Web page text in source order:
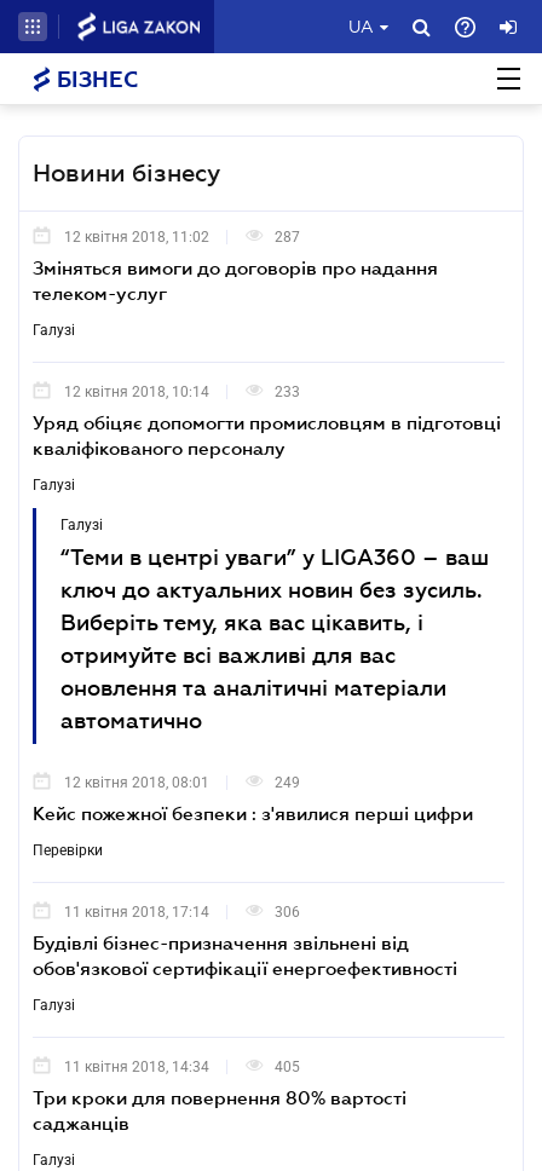
UA
БІЗНЕС
Новини бізнесу
12 квітня 2018, 11:02 287
Зміняться вимоги до договорів про надання
телеком-услуг
Галузі
12 квітня 2018, 10:14 233
Уряд обіцяє допомогти промисловцям в підготовці
кваліфікованого персоналу
Галузі
Галузі
“Теми в центрі уваги” у LIGA360 – ваш
ключ до актуальних новин без зусиль.
Виберіть тему, яка вас цікавить, і
отримуйте всі важливі для вас
оновлення та аналітичні матеріали
автоматично
12 квітня 2018, 08:01 249
Кейс пожежної безпеки : з'явилися перші цифри
Перевірки
11 квітня 2018, 17:14 306
Будівлі бізнес-призначення звільнені від
обов'язкової сертифікації енергоефективності
Галузі
11 квітня 2018, 14:34 405
Три кроки для повернення 80% вартості
саджанців
Галузі